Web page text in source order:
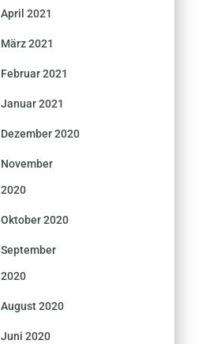
April 2021
März 2021
Februar 2021
Januar 2021
Dezember 2020
November
2020
Oktober 2020
September
2020
August 2020
Juni 2020